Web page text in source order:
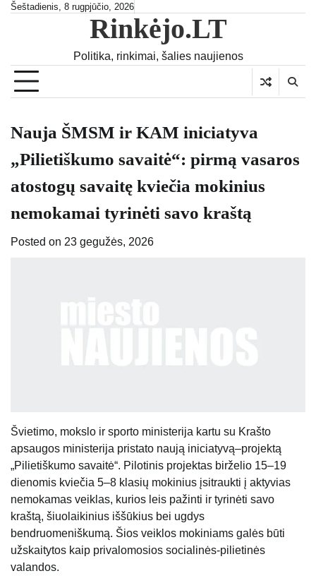
SkipŠeštadienis, 8 rugpjūčio, 2026
Rinkėjo.LT
Politika, rinkimai, šalies naujienos
Nauja ŠMSM ir KAM iniciatyva
„Pilietiškumo savaitė“: pirmą vasaros
atostogų savaitę kviečia mokinius
nemokamai tyrinėti savo kraštą
Posted on 23 gegužės, 2026
Švietimo, mokslo ir sporto ministerija kartu su Krašto
apsaugos ministerija pristato naują iniciatyvą–projektą
„Pilietiškumo savaitė“. Pilotinis projektas birželio 15–19
dienomis kviečia 5–8 klasių mokinius įsitraukti į aktyvias
nemokamas veiklas, kurios leis pažinti ir tyrinėti savo
kraštą, šiuolaikinius iššūkius bei ugdys
bendruomeniškumą. Šios veiklos mokiniams galės būti
užskaitytos kaip privalomosios socialinės-pilietinės
valandos.